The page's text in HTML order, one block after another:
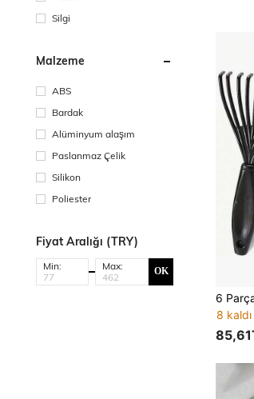
Silgi
Malzeme
ABS
Bardak
Alüminyum alaşım
Paslanmaz Çelik
Silikon
Poliester
Fiyat Aralığı (TRY)
Min: Max: OK
8 kaldı